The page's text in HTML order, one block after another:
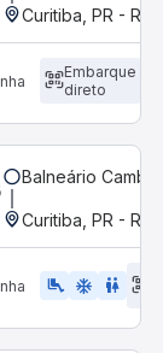
Curitiba, PR -
Embarque
direto
Balneário
Curitiba, PR -
airline_seat_legroom_extra ac_unit wc